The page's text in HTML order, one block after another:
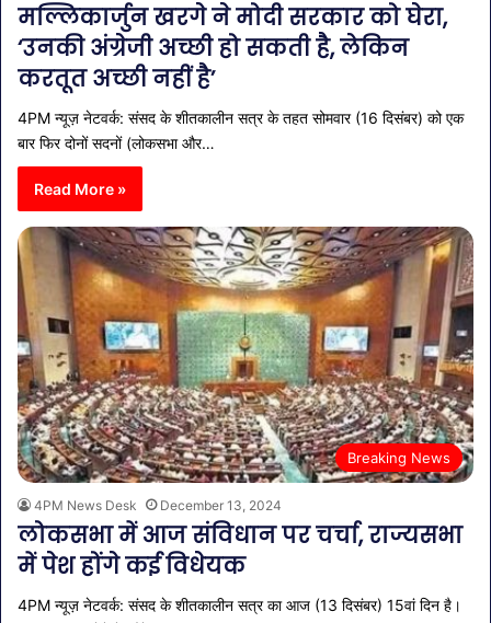
मल्लिकार्जुन खरगे ने मोदी सरकार को घेरा,
‘उनकी अंग्रेजी अच्छी हो सकती है, लेकिन
करतूत अच्छी नहीं है’
4PM न्यूज़ नेटवर्क: संसद के शीतकालीन सत्र के तहत सोमवार (16 दिसंबर) को एक
बार फिर दोनों सदनों (लोकसभा और…
Read More »
Breaking News
4PM News Desk December 13, 2024
लोकसभा में आज संविधान पर चर्चा, राज्यसभा
में पेश होंगे कई विधेयक
4PM न्यूज़ नेटवर्क: संसद के शीतकालीन सत्र का आज (13 दिसंबर) 15वां दिन है।